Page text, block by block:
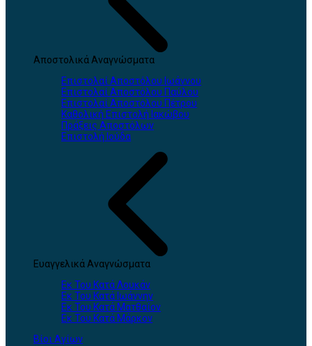
Αποστολικά Αναγνώσματα
Επιστολαί Αποστόλου Ιωάννου
Επιστολαί Αποστόλου Παύλου
Επιστολαί Αποστόλου Πέτρου
Καθολική Επιστολή Ιακώβου
Πράξεις Αποστόλων
Επιστολή Ιούδα
Ευαγγελικά Αναγνώσματα
Εκ Του Κατά Λουκάν
Εκ Του Κατά Ιωάννην
Εκ Του Κατά Ματθαίον
Εκ Του Κατά Μάρκον
Βίοι Αγίων